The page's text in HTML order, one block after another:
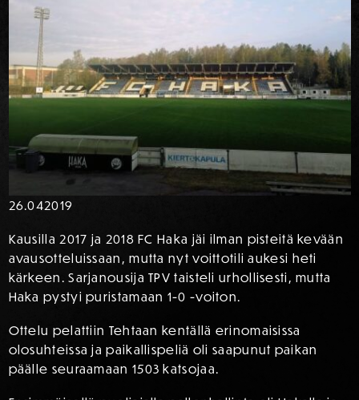
26.042019
Kausilla 2017 ja 2018 FC Haka jäi ilman pisteitä kevään
avausotteluissaan, mutta nyt voittotili aukesi heti
kärkeen. Sarjanousija TPV taisteli urhollisesti, mutta
Haka pystyi puristamaan 1-0 -voiton.
Ottelu pelattiin Tehtaan kentällä erinomaisissa
olosuhteissa ja paikallispeliä oli saapunut paikan
päälle seuraamaan 1503 katsojaa.